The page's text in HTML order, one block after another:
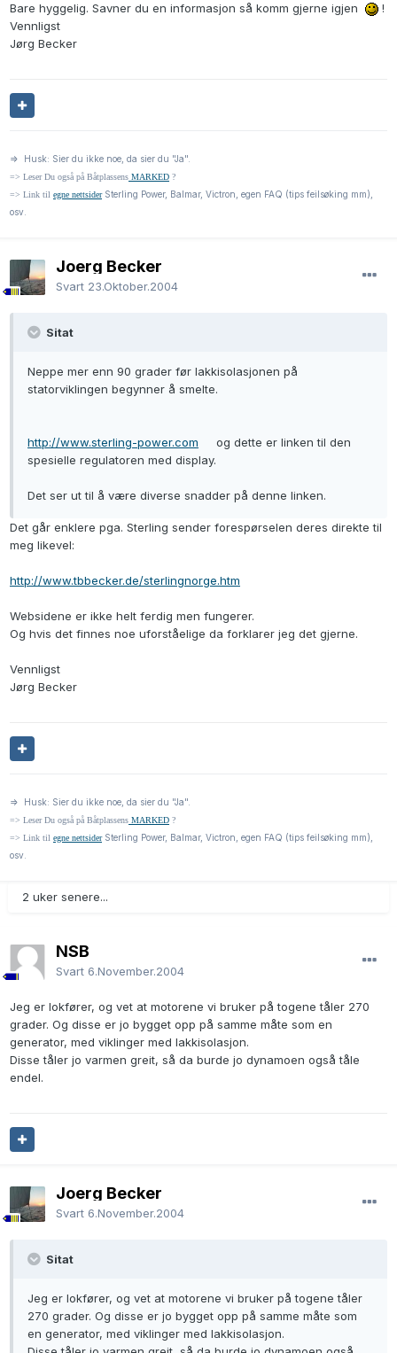
Bare hyggelig. Savner du en informasjon så komm gjerne igjen
!
Vennligst
Jørg Becker
=> Husk: Sier du ikke noe, da sier du "Ja".
=> Leser Du også på Båtplassens MARKED ?
=> Link til egne nettsiderSterling Power, Balmar, Victron, egen FAQ (tips feilsøking mm),
osv.
Joerg Becker
Svart 23.Oktober.2004
Sitat
Neppe mer enn 90 grader før lakkisolasjonen på
statorviklingen begynner å smelte.
http://www.sterling-power.com og dette er linken til den
spesielle regulatoren med display.
Det ser ut til å være diverse snadder på denne linken.
Det går enklere pga. Sterling sender forespørselen deres direkte til
meg likevel:
http://www.tbbecker.de/sterlingnorge.htm
Websidene er ikke helt ferdig men fungerer.
Og hvis det finnes noe uforståelige da forklarer jeg det gjerne.
Vennligst
Jørg Becker
=> Husk: Sier du ikke noe, da sier du "Ja".
=> Leser Du også på Båtplassens MARKED ?
=> Link til egne nettsiderSterling Power, Balmar, Victron, egen FAQ (tips feilsøking mm),
osv.
2 uker senere...
NSB
Svart 6.November.2004
Jeg er lokfører, og vet at motorene vi bruker på togene tåler 270
grader. Og disse er jo bygget opp på samme måte som en
generator, med viklinger med lakkisolasjon.
Disse tåler jo varmen greit, så da burde jo dynamoen også tåle
endel.
Joerg Becker
Svart 6.November.2004
Sitat
Jeg er lokfører, og vet at motorene vi bruker på togene tåler
270 grader. Og disse er jo bygget opp på samme måte som
en generator, med viklinger med lakkisolasjon.